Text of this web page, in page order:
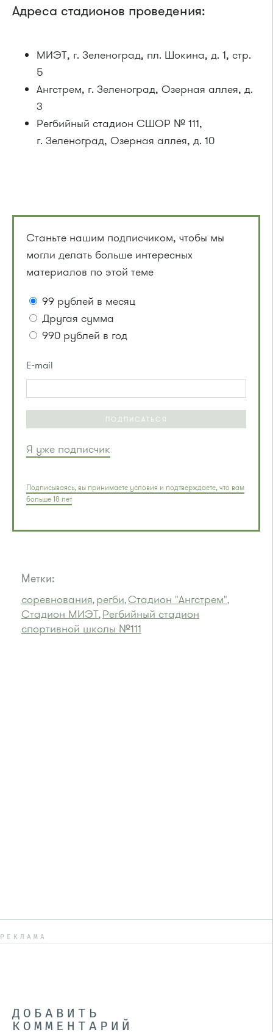
Адреса стадионов проведения:
МИЭТ, г. Зеленоград, пл. Шокина, д. 1, стр.
5
Ангстрем, г. Зеленоград, Озерная аллея, д.
3
Регбийный стадион СШОР № 111,
г. Зеленоград, Озерная аллея, д. 10
Станьте нашим подписчиком, чтобы мы
могли делать больше интересных
материалов по этой теме
99 рублей в месяц
Другая сумма
990 рублей в год
E-mail
ПОДПИСАТЬСЯ
Я уже подписчик
Подписываясь, вы принимаете условия и подтверждаете, что вам
больше 18 лет
Метки:
соревнования, регби,Стадион "Ангстрем",
Стадион МИЭТ, Регбийный стадион
спортивной школы №111
РЕКЛАМА
ДОБАВИТЬ
КОММЕНТАРИЙ